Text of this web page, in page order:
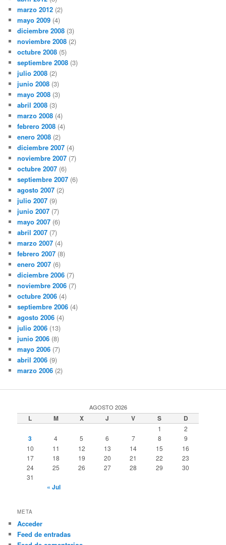
marzo 2012 (2)
mayo 2009 (4)
diciembre 2008 (3)
noviembre 2008 (2)
octubre 2008 (5)
septiembre 2008 (3)
julio 2008 (2)
junio 2008 (3)
mayo 2008 (3)
abril 2008 (3)
marzo 2008 (4)
febrero 2008 (4)
enero 2008 (2)
diciembre 2007 (4)
noviembre 2007 (7)
octubre 2007 (6)
septiembre 2007 (6)
agosto 2007 (2)
julio 2007 (9)
junio 2007 (7)
mayo 2007 (6)
abril 2007 (7)
marzo 2007 (4)
febrero 2007 (8)
enero 2007 (6)
diciembre 2006 (7)
noviembre 2006 (7)
octubre 2006 (4)
septiembre 2006 (4)
agosto 2006 (4)
julio 2006 (13)
junio 2006 (8)
mayo 2006 (7)
abril 2006 (9)
marzo 2006 (2)
AGOSTO 2026
L M X J V S D
1 2
3 4 5 6 7 8
9
10
11 12 13 14 15
16
17
18 19 20 21 22
23
24
25 26 27 28 29
30
31
« Jul
META
Acceder
Feed de entradas